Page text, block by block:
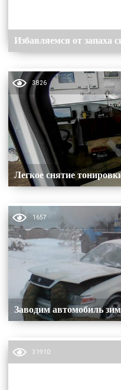
Избавляемся от запаха
3826
Легкое снятие
1657
Заводим автомобиль
31910